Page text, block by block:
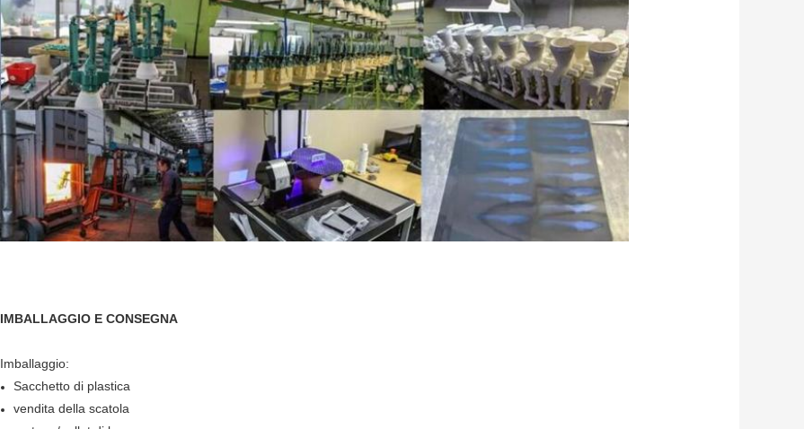
IMBALLAGGIO E CONSEGNA
Imballaggio:
Sacchetto di plastica
vendita della scatola